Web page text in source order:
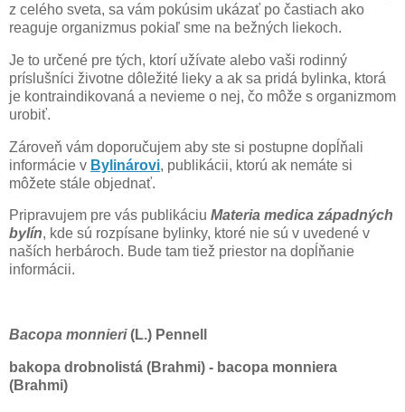
z celého sveta, sa vám pokúsim ukázať po častiach ako
reaguje organizmus pokiaľ sme na bežných liekoch.
Je to určené pre tých, ktorí užívate alebo vaši rodinný
príslušníci životne dôležité lieky a ak sa pridá bylinka, ktorá
je kontraindikovaná a nevieme o nej, čo môže s organizmom
urobiť.
Zároveň vám doporučujem aby ste si postupne dopĺňali
informácie v Bylinárovi, publikácii, ktorú ak nemáte si
môžete stále objednať.
Pripravujem pre vás publikáciu Materia medica západných
bylín, kde sú rozpísane bylinky, ktoré nie sú v uvedené v
naších herbároch. Bude tam tiež priestor na dopĺňanie
informácii.
Bacopa monnieri(L.) Pennell
bakopa drobnolistá (Brahmi) - bacopa monniera
(Brahmi)